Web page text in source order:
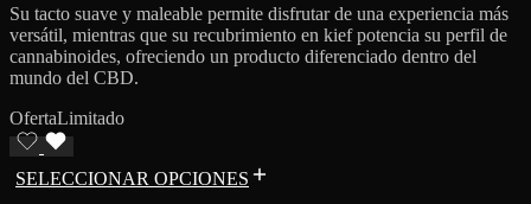
Su tacto suave y maleable permite disfrutar de una experiencia más
versátil, mientras que su recubrimiento en kief potencia su perfil de
cannabinoides, ofreciendo un producto diferenciado dentro del
mundo del CBD.
OfertaLimitado
SELECCIONAR OPCIONES